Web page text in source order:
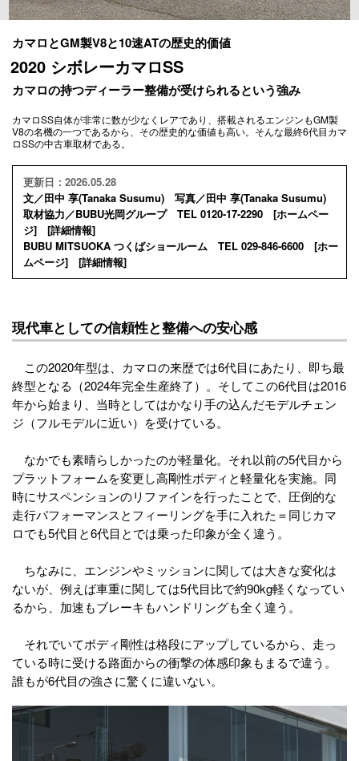
カマロとGM製V8と10速ATの歴史的価値
2020 シボレーカマロSS
カマロの持つディーラー整備が受けられるという強み
カマロSS自体が非常に数が少なくレアであり、搭載されるエンジンもGM製
V8の名機の一つであるから、その歴史的な価値も高い。そんな最終6代目カマ
ロSSの中古車取材である。
更新日：2026.05.28
文／田中 享(Tanaka Susumu) 写真／田中 享(Tanaka Susumu)
取材協力／BUBU光岡グループ TEL 0120-17-2290 [ホームペー
ジ] [詳細情報]
BUBU MITSUOKA つくばショールーム TEL 029-846-6600 [ホー
ムページ] [詳細情報]
現代車としての信頼性と整備への安心感
この2020年型は、カマロの来歴では6代目にあたり、即ち最
終型となる（2024年完全生産終了）。そしてこの6代目は2016
年から始まり、当時としてはかなり手の込んだモデルチェン
ジ（フルモデルに近い）を受けている。
なかでも素晴らしかったのが軽量化。それ以前の5代目から
プラットフォームを変更し高剛性ボディと軽量化を実施。同
時にサスペンションのリファインを行ったことで、圧倒的な
走行パフォーマンスとフィーリングを手に入れた＝同じカマ
ロでも5代目と6代目とでは乗った印象が全く違う。
ちなみに、エンジンやミッションに関しては大きな変化は
ないが、例えば車重に関しては5代目比で約90kg軽くなってい
るから、加速もブレーキもハンドリングも全く違う。
それでいてボディ剛性は格段にアップしているから、走っ
ている時に受ける路面からの衝撃の体感印象もまるで違う。
誰もが6代目の強さに驚くに違いない。